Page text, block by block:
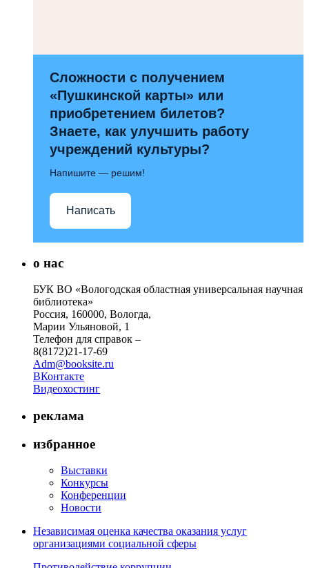
Сложности с получением
«Пушкинской карты» или
приобретением билетов?
Знаете, как улучшить работу
учреждений культуры?
Напишите — решим!
Написать
о нас
БУК ВО «Вологодская областная универсальная научная
библиотека»
Россия, 160000, Вологда,
Марии Ульяновой, 1
Телефон для справок –
8(8172)21-17-69
Adm@booksite.ru
ВКонтакте
Видеохостинг
реклама
избранное
Выставки
Конкурсы
Конференции
Новости
Независимая оценка качества оказания услуг
организациями социальной сферы